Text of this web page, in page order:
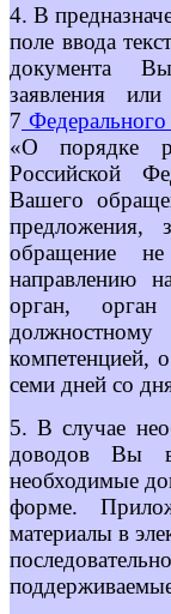
4. В
поле ввода
документа
заявления
7 Федерального
«О порядке
Российской
Вашего
предложения,
обращение
направлению
орган, орган
компетенцией,
семи дней со
5. В случае
доводов Вы
необходимые
форме.
материалы в